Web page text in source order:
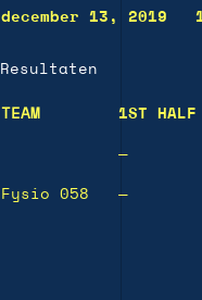
december 13, 2019
Resultaten
TEAM 1ST HALF
—
Fysio 058 —